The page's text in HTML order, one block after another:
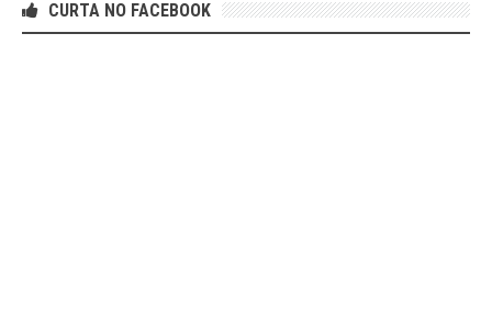
CURTA NO FACEBOOK